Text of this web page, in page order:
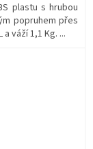
plastu s hrubou
popruhem přes
váží 1,1 Kg. ...